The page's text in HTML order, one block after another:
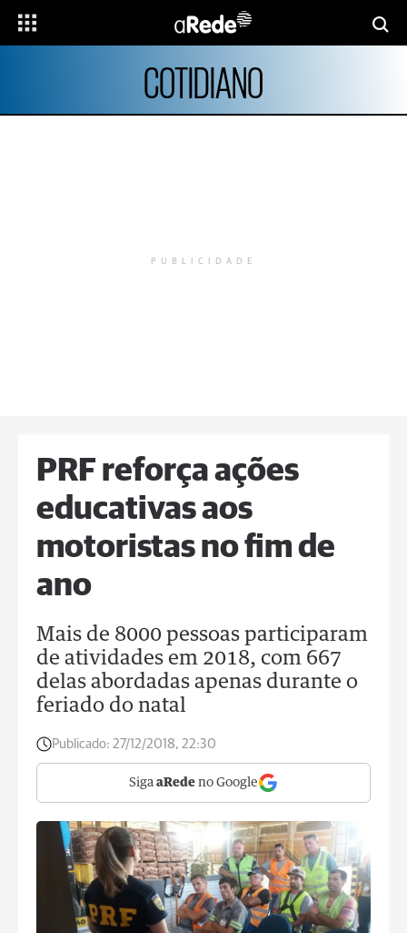
COTIDIANO
PUBLICIDADE
PRF reforça ações
educativas aos
motoristas no fim de
ano
Mais de 8000 pessoas participaram
de atividades em 2018, com 667
delas abordadas apenas durante o
feriado do natal
Publicado: 27/12/2018, 22:30
Siga aRede no Google